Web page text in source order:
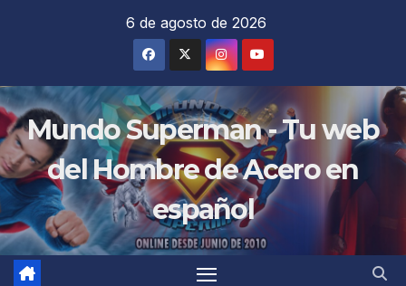
6 de agosto de 2026
Mundo Superman - Tu web
del Hombre de Acero en
español